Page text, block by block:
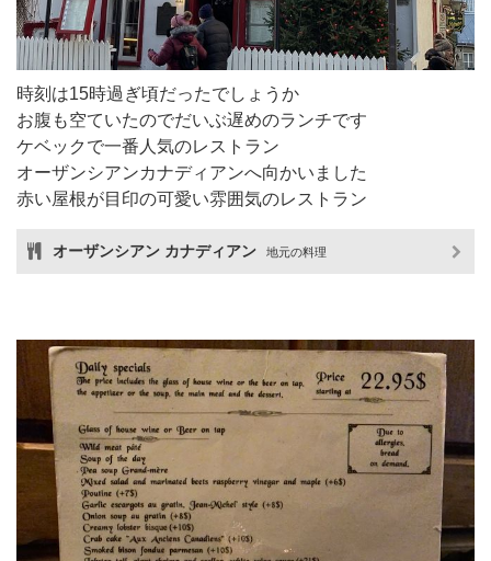
時刻は15時過ぎ頃だったでしょうか
お腹も空ていたのでだいぶ遅めのランチです
ケベックで一番人気のレストラン
オーザンシアンカナディアンへ向かいました
赤い屋根が目印の可愛い雰囲気のレストラン
オーザンシアン カナディアン 地元の料理